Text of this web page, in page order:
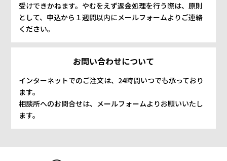
受けできかねます。やむをえず返金処理を行う際は、原則
として、申込から１週間以内にメールフォームよりご連絡
ください。
お問い合わせについて
インターネットでのご注文は、24時間いつでも承っており
ます。
相談所へのお問合せは、メールフォームよりお願いいたし
ます。